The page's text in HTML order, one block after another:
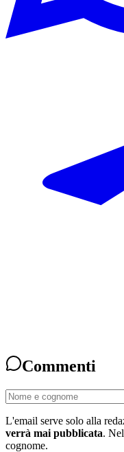
Commenti
L'email serve solo alla
verrà mai pubblicata.
cognome.